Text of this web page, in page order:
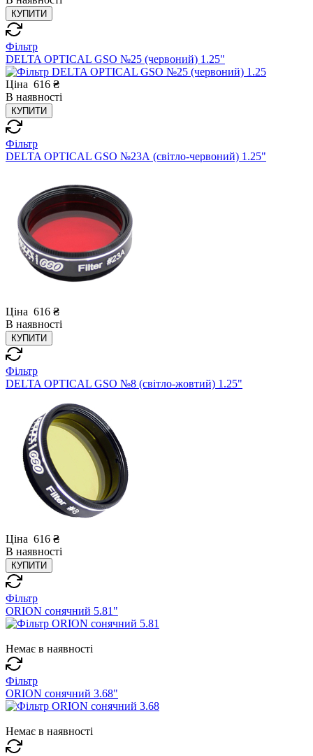
КУПИТИ
Фільтр
DELTA OPTICAL GSO №25 (червоний) 1.25"
Ціна 616 ₴
В наявності
КУПИТИ
Фільтр
DELTA OPTICAL GSO №23А (світло-червоний) 1.25"
Ціна 616 ₴
В наявності
КУПИТИ
Фільтр
DELTA OPTICAL GSO №8 (світло-жовтий) 1.25"
Ціна 616 ₴
В наявності
КУПИТИ
Фільтр
ORION сонячний 5.81"
Немає в наявності
Фільтр
ORION сонячний 3.68"
Немає в наявності